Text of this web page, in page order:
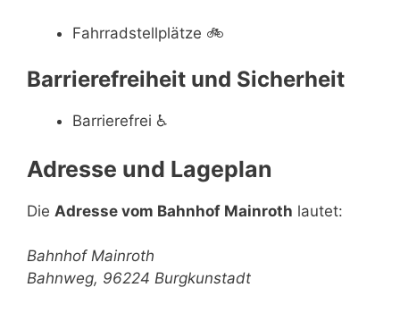
Fahrradstellplätze 🚲
Barrierefreiheit und Sicherheit
Barrierefrei ♿
Adresse und Lageplan
Die Adresse vom Bahnhof Mainroth lautet:
Bahnhof Mainroth
Bahnweg, 96224 Burgkunstadt